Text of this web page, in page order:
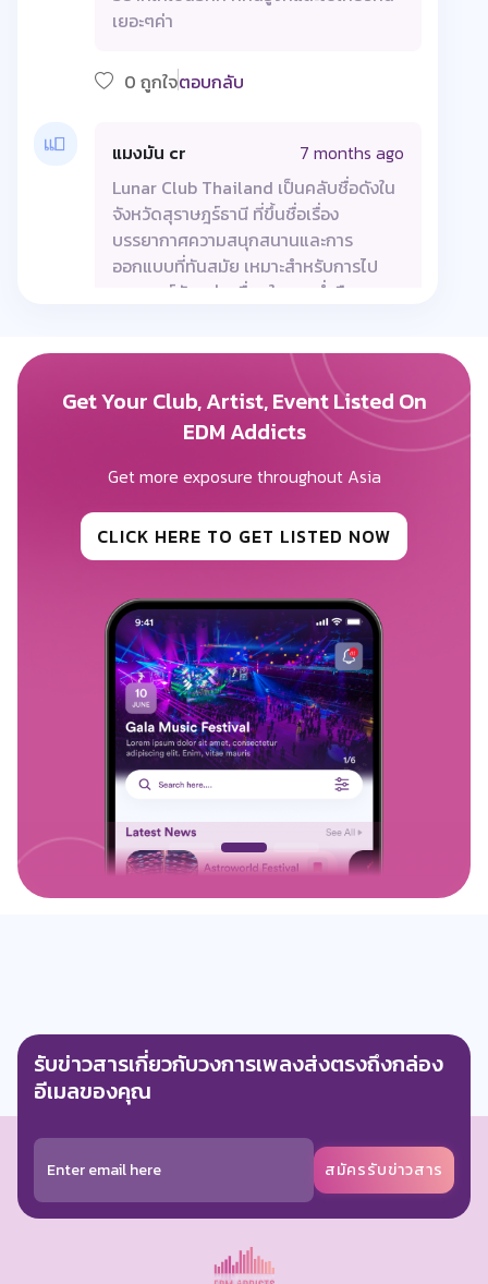
เยอะๆค่า
0 ถูกใจตอบกลับ
แมงมัน cr
7 months ago
Lunar Club Thailand เป็นคลับชื่อดังใน
จังหวัดสุราษฎร์ธานี ที่ขึ้นชื่อเรื่อง
บรรยากาศความสนุกสนานและการ
ออกแบบที่ทันสมัย เหมาะสำหรับการไป
แฮงเอาท์กับกลุ่มเพื่อนในยามค่ำคืน
0 ถูกใจตอบกลับ
Anonymous
7 months ago
0 ถูกใจตอบกลับ
เบอร์1ของสุราษฎร์คับที่ไหนไม่มาจบที่นี้
0 ถูกใจตอบกลับ
Anonymous
7 months ago
สนุกมากๆ ใครไม่อยากพลาดต้องลอง
0 ถูกใจตอบกลับ
Pkp Guy AS
7 months ago
Get Your Club, Artist, Event Listed On
EDM Addicts
Get more exposure throughout Asia
CLICK HERE TO GET LISTED NOW
รับข่าวสารเกี่ยวกับวงการเพลงส่งตรงถึงกล่อง
อีเมลของคุณ
สมัครรับข่าวสาร